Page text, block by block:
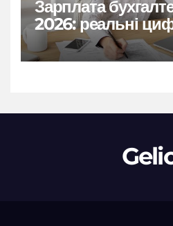
Зарплата
2026: реальні
нюанси